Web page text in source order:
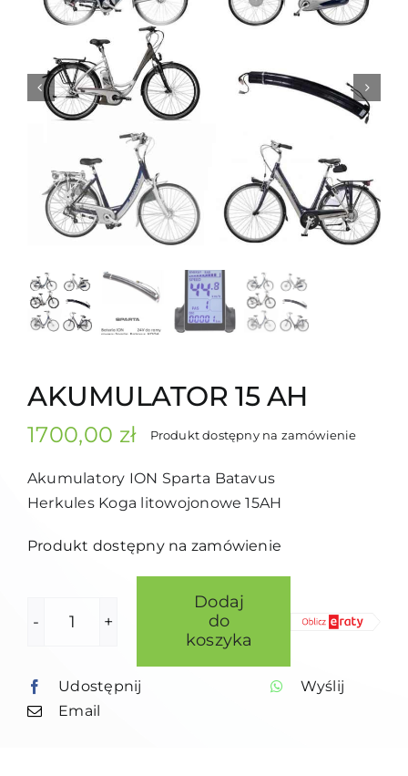
AKUMULATOR 15 AH
1700,00 zł Produkt dostępny na zamówienie
Akumulatory ION Sparta Batavus
Herkules Koga litowojonowe 15AH
Produkt dostępny na zamówienie
ilość
15
AH
Dodaj
do
koszyka
Udostępnij
Wyślij
Email